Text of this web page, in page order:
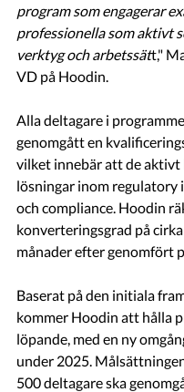
program som engagerar
professionella som aktivt
verktyg och arbetssätt,"
VD på Hoodin.
Alla deltagare i
genomgått en
vilket innebär att de
lösningar inom regulatory
och compliance. Hoodin
konverteringsgrad på
månader efter genomfört
Baserat på den initiala
kommer Hoodin att hålla
löpande, med en ny
under 2025.
500 deltagare ska